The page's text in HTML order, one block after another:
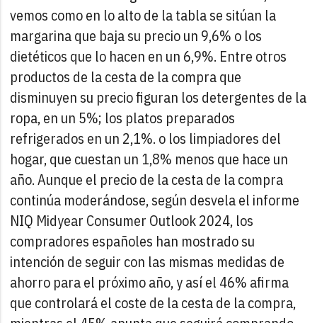
vemos como en lo alto de la tabla se sitúan la
margarina que baja su precio un 9,6% o los
dietéticos que lo hacen en un 6,9%. Entre otros
productos de la cesta de la compra que
disminuyen su precio figuran los detergentes de la
ropa, en un 5%; los platos preparados
refrigerados en un 2,1%. o los limpiadores del
hogar, que cuestan un 1,8% menos que hace un
año. Aunque el precio de la cesta de la compra
continúa moderándose, según desvela el informe
NIQ Midyear Consumer Outlook 2024, los
compradores españoles han mostrado su
intención de seguir con las mismas medidas de
ahorro para el próximo año, y así el 46% afirma
que controlará el coste de la cesta de la compra,